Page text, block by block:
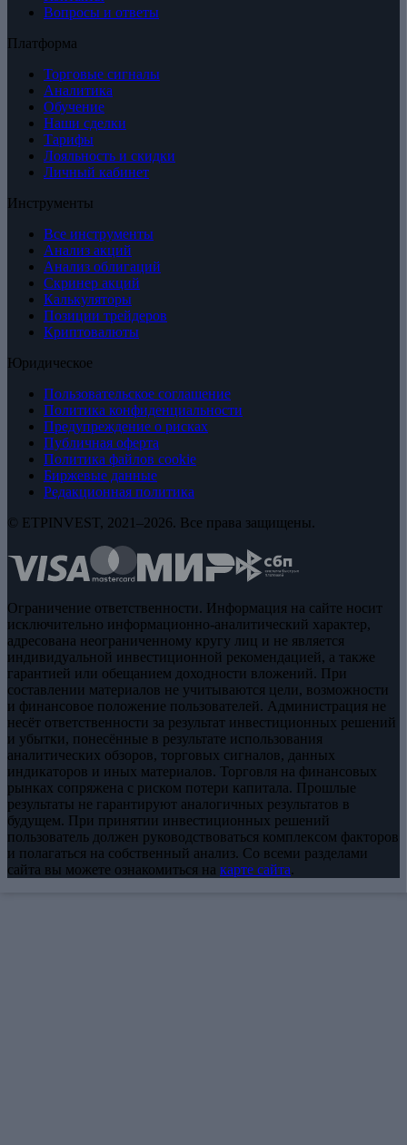
Вопросы и ответы
Платформа
Торговые сигналы
Аналитика
Обучение
Наши сделки
Тарифы
Лояльность и скидки
Личный кабинет
Инструменты
Все инструменты
Анализ акций
Анализ облигаций
Скринер акций
Калькуляторы
Позиции трейдеров
Криптовалюты
Юридическое
Пользовательское соглашение
Политика конфиденциальности
Предупреждение о рисках
Публичная оферта
Политика файлов cookie
Биржевые данные
Редакционная политика
© ETPINVEST, 2021–2026. Все права защищены.
Ограничение ответственности. Информация на сайте носит
исключительно информационно-аналитический характер,
адресована неограниченному кругу лиц и не является
индивидуальной инвестиционной рекомендацией, а также
гарантией или обещанием доходности вложений. При
составлении материалов не учитываются цели, возможности
и финансовое положение пользователей. Администрация не
несёт ответственности за результат инвестиционных решений
и убытки, понесённые в результате использования
аналитических обзоров, торговых сигналов, данных
индикаторов и иных материалов. Торговля на финансовых
рынках сопряжена с риском потери капитала. Прошлые
результаты не гарантируют аналогичных результатов в
будущем. При принятии инвестиционных решений
пользователь должен руководствоваться комплексом факторов
и полагаться на собственный анализ. Со всеми разделами
сайта вы можете ознакомиться на карте сайта.